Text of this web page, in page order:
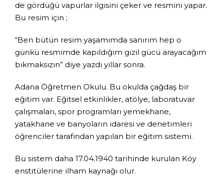
de gördüğü vapurlar ilgisini çeker ve resmini yapar.
Bu resim için ;
“Ben bütün resim yaşamımda sanırım hep o
günkü resmimde kapıldığım gizil gücü arayacağım
bıkmaksızın” diye yazdı yıllar sonra.
Adana Öğretmen Okulu. Bu okulda çağdaş bir
eğitim var. Eğitsel etkinlikler, atölye, laboratuvar
çalışmaları, spor programları yemekhane,
yatakhane ve banyoların idaresi ve denetimleri
öğrenciler tarafından yapılan bir eğitim sistemi.
Bu sistem daha 17.04.1940 tarihinde kurulan Köy
enstitülerine ilham kaynağı olur.